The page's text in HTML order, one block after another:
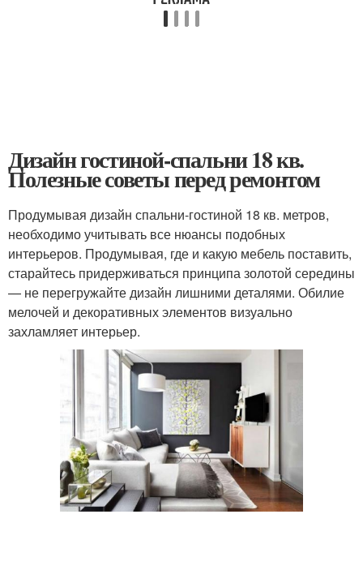
Дизайн гостиной-спальни 18 кв.
Полезные советы перед ремонтом
Продумывая дизайн спальни-гостиной 18 кв. метров,
необходимо учитывать все нюансы подобных
интерьеров. Продумывая, где и какую мебель поставить,
старайтесь придерживаться принципа золотой середины
— не перегружайте дизайн лишними деталями. Обилие
мелочей и декоративных элементов визуально
захламляет интерьер.